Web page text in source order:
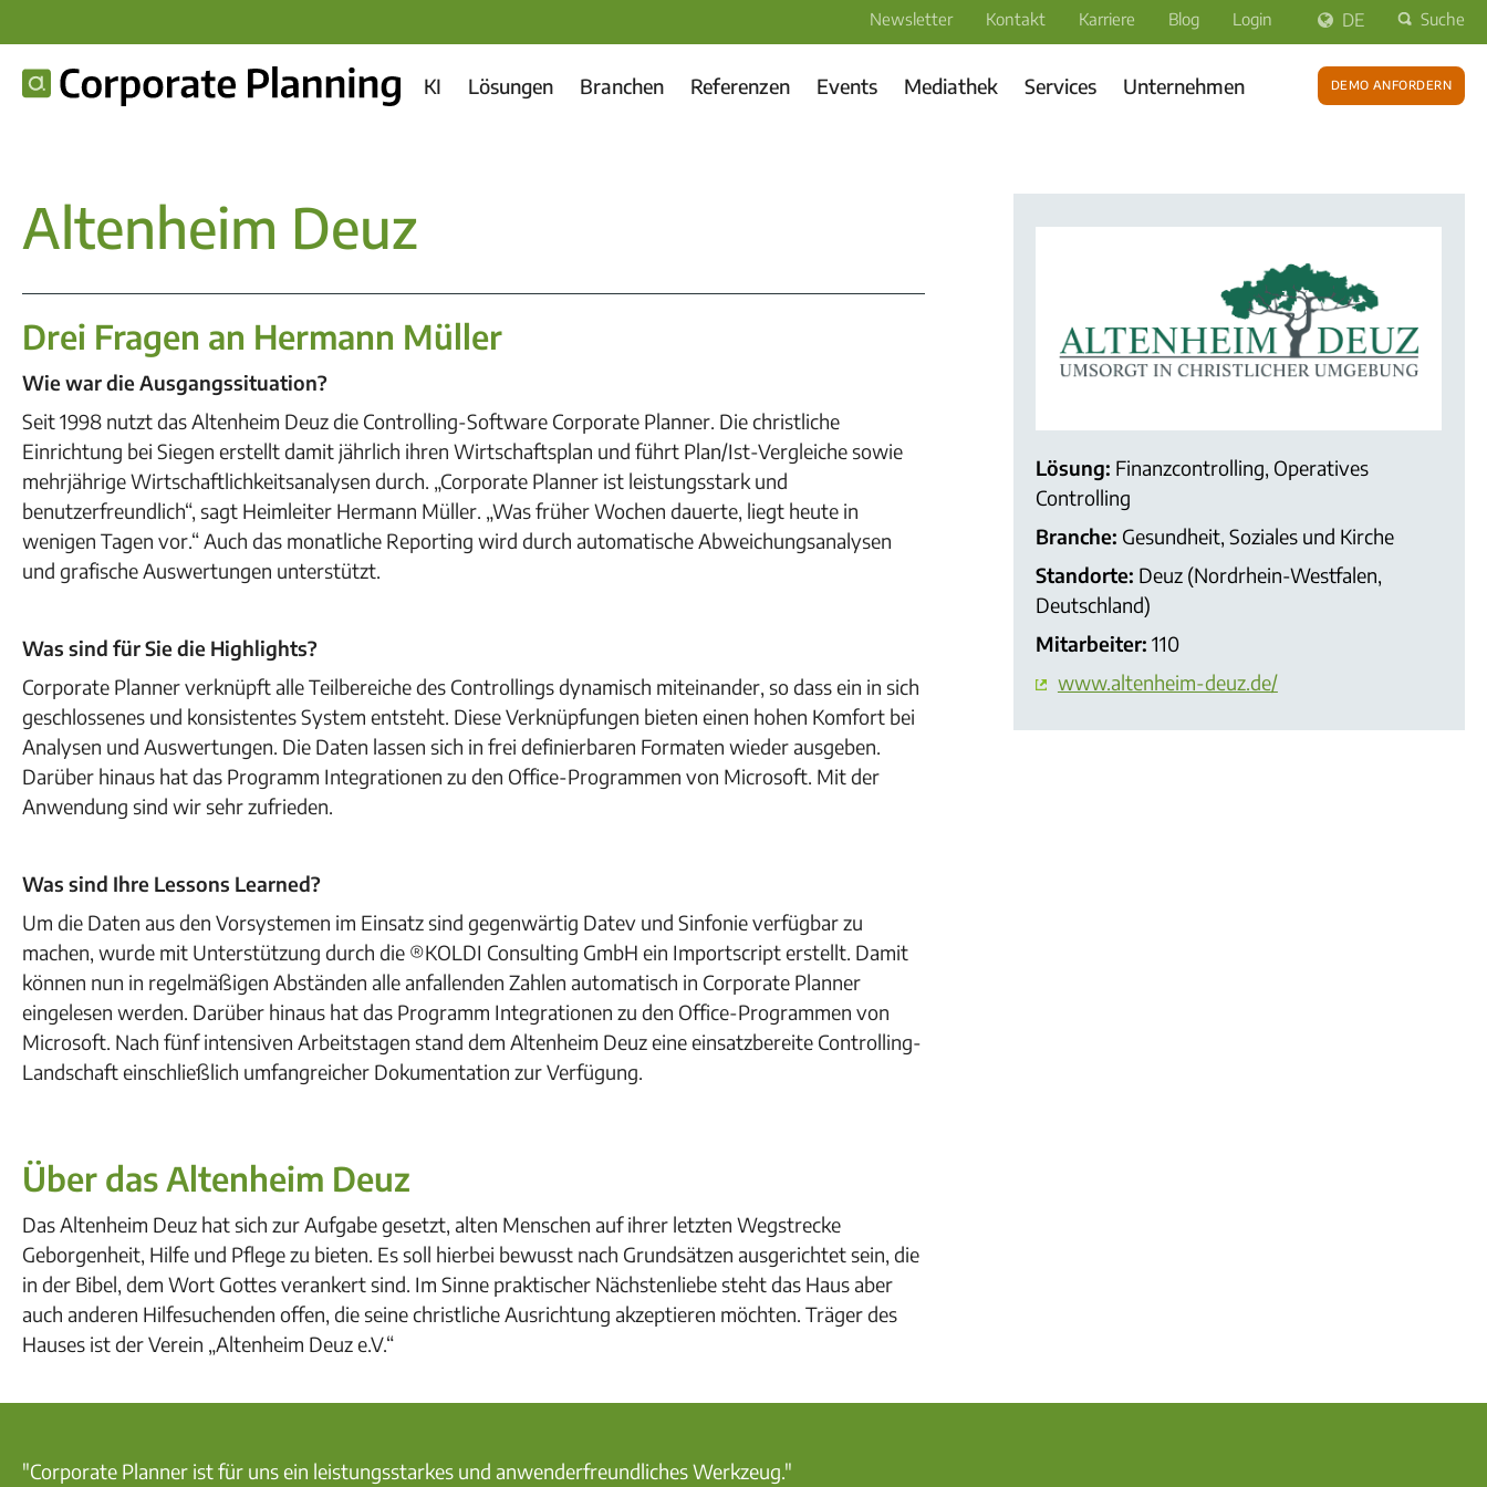
Newsletter Kontakt Karriere Blog Login DE Suche
KI Lösungen Branchen Referenzen Events Mediathek Services Unternehmen Demo anfordern
Altenheim Deuz
Drei Fragen an Hermann Müller
Wie war die Ausgangssituation?
Seit 1998 nutzt das Altenheim Deuz die Controlling-Software Corporate Planner. Die christliche
Einrichtung bei Siegen erstellt damit jährlich ihren Wirtschaftsplan und führt Plan/Ist-Vergleiche sowie
mehrjährige Wirtschaftlichkeitsanalysen durch. „Corporate Planner ist leistungsstark und
benutzerfreundlich“, sagt Heimleiter Hermann Müller. „Was früher Wochen dauerte, liegt heute in
wenigen Tagen vor.“ Auch das monatliche Reporting wird durch automatische Abweichungsanalysen
und grafische Auswertungen unterstützt.
Was sind für Sie die Highlights?
Corporate Planner verknüpft alle Teilbereiche des Controllings dynamisch miteinander, so dass ein in sich
geschlossenes und konsistentes System entsteht. Diese Verknüpfungen bieten einen hohen Komfort bei
Analysen und Auswertungen. Die Daten lassen sich in frei definierbaren Formaten wieder ausgeben.
Darüber hinaus hat das Programm Integrationen zu den Office-Programmen von Microsoft. Mit der
Anwendung sind wir sehr zufrieden.
Was sind Ihre Lessons Learned?
Um die Daten aus den Vorsystemen im Einsatz sind gegenwärtig Datev und Sinfonie verfügbar zu
machen, wurde mit Unterstützung durch die ®KOLDI Consulting GmbH ein Importscript erstellt. Damit
können nun in regelmäßigen Abständen alle anfallenden Zahlen automatisch in Corporate Planner
eingelesen werden. Darüber hinaus hat das Programm Integrationen zu den Office-Programmen von
Microsoft. Nach fünf intensiven Arbeitstagen stand dem Altenheim Deuz eine einsatzbereite Controlling-
Landschaft einschließlich umfangreicher Dokumentation zur Verfügung.
Über das Altenheim Deuz
Das Altenheim Deuz hat sich zur Aufgabe gesetzt, alten Menschen auf ihrer letzten Wegstrecke
Geborgenheit, Hilfe und Pflege zu bieten. Es soll hierbei bewusst nach Grundsätzen ausgerichtet sein, die
in der Bibel, dem Wort Gottes verankert sind. Im Sinne praktischer Nächstenliebe steht das Haus aber
auch anderen Hilfesuchenden offen, die seine christliche Ausrichtung akzeptieren möchten. Träger des
Hauses ist der Verein „Altenheim Deuz e.V.“
Lösung: Finanzcontrolling, Operatives
Controlling
Branche: Gesundheit, Soziales und Kirche
Standorte: Deuz (Nordrhein-Westfalen,
Deutschland)
Mitarbeiter: 110
www.altenheim-deuz.de/
"Corporate Planner ist für uns ein leistungsstarkes und anwenderfreundliches Werkzeug."